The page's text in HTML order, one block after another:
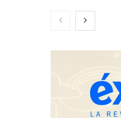
Nicols presenta seis
anillos de
Fundación Mapfre y
el concurso ‘Talento
impulsar ideas
creadas por y para